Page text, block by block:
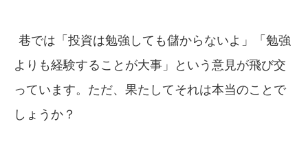
巷では「投資は勉強しても儲からないよ」「勉強
よりも経験することが大事」という意見が飛び交
っています。ただ、果たしてそれは本当のことで
しょうか？